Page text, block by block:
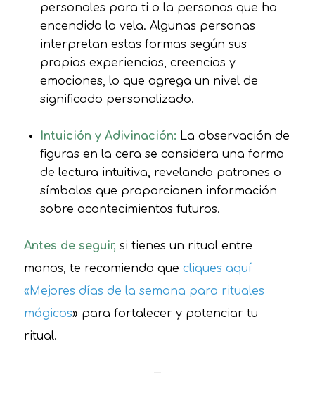
personales para ti o la personas que ha
encendido la vela. Algunas personas
interpretan estas formas según sus
propias experiencias, creencias y
emociones, lo que agrega un nivel de
significado personalizado.
Intuición y Adivinación: La observación de
figuras en la cera se considera una forma
de lectura intuitiva, revelando patrones o
símbolos que proporcionen información
sobre acontecimientos futuros.
Antes de seguir, si tienes un ritual entre
manos, te recomiendo que cliques aquí
«Mejores días de la semana para rituales
mágicos» para fortalecer y potenciar tu
ritual.